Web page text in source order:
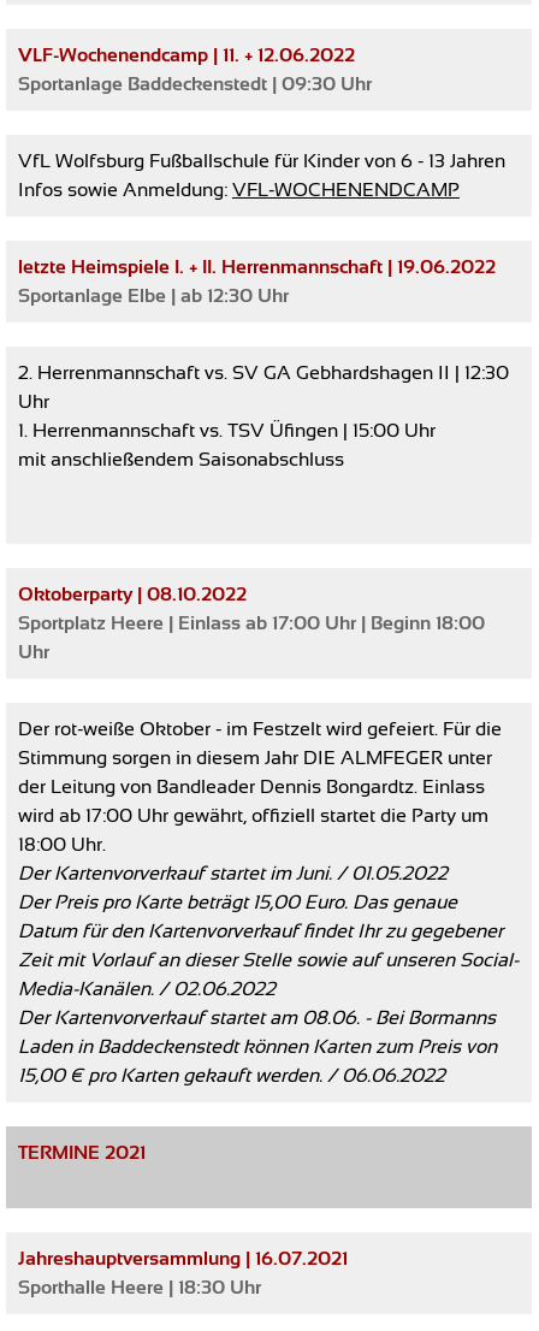
VLF-Wochenendcamp | 11. + 12.06.2022
Sportanlage Baddeckenstedt | 09:30 Uhr
VfL Wolfsburg Fußballschule für Kinder von 6 - 13 Jahren
Infos sowie Anmeldung: VFL-WOCHENENDCAMP
letzte Heimspiele I. + II. Herrenmannschaft | 19.06.2022
Sportanlage Elbe | ab 12:30 Uhr
2. Herrenmannschaft vs. SV GA Gebhardshagen II | 12:30
Uhr
1. Herrenmannschaft vs. TSV Üfingen | 15:00 Uhr
mit anschließendem Saisonabschluss
Oktoberparty | 08.10.2022
Sportplatz Heere | Einlass ab 17:00 Uhr | Beginn 18:00
Uhr
Der rot-weiße Oktober - im Festzelt wird gefeiert. Für die
Stimmung sorgen in diesem Jahr DIE ALMFEGER unter
der Leitung von Bandleader Dennis Bongardtz. Einlass
wird ab 17:00 Uhr gewährt, offiziell startet die Party um
18:00 Uhr.
Der Kartenvorverkauf startet im Juni. / 01.05.2022
Der Preis pro Karte beträgt 15,00 Euro. Das genaue
Datum für den Kartenvorverkauf findet Ihr zu gegebener
Zeit mit Vorlauf an dieser Stelle sowie auf unseren Social-
Media-Kanälen. / 02.06.2022
Der Kartenvorverkauf startet am 08.06. - Bei Bormanns
Laden in Baddeckenstedt können Karten zum Preis von
15,00 € pro Karten gekauft werden. / 06.06.2022
TERMINE 2021
Jahreshauptversammlung | 16.07.2021
Sporthalle Heere | 18:30 Uhr